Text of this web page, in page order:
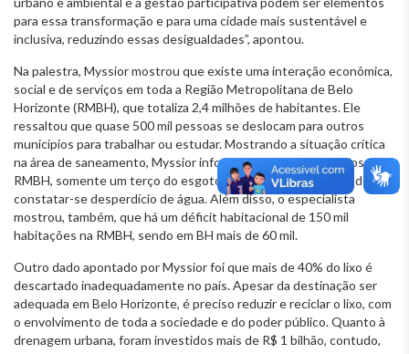
para essa transformação e para uma cidade mais sustentável e
inclusiva, reduzindo essas desigualdades”, apontou.
Na palestra, Myssior mostrou que existe uma interação econômica,
social e de serviços em toda a Região Metropolitana de Belo
Horizonte (RMBH), que totaliza 2,4 milhões de habitantes. Ele
ressaltou que quase 500 mil pessoas se deslocam para outros
municípios para trabalhar ou estudar. Mostrando a situação crítica
na área de saneamento, Myssior informou que, nos municípios da
RMBH, somente um terço do esgoto (41%) é tratado, podendo
constatar-se desperdício de água. Além disso, o especialista
mostrou, também, que há um déficit habitacional de 150 mil
habitações na RMBH, sendo em BH mais de 60 mil.
Outro dado apontado por Myssior foi que mais de 40% do lixo é
descartado inadequadamente no país. Apesar da destinação ser
adequada em Belo Horizonte, é preciso reduzir e reciclar o lixo, com
o envolvimento de toda a sociedade e do poder público. Quanto à
drenagem urbana, foram investidos mais de R$ 1 bilhão, contudo,